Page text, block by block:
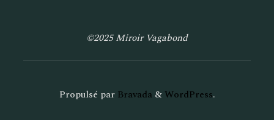
©2025 Miroir Vagabond
Propulsé parBravada & WordPress.